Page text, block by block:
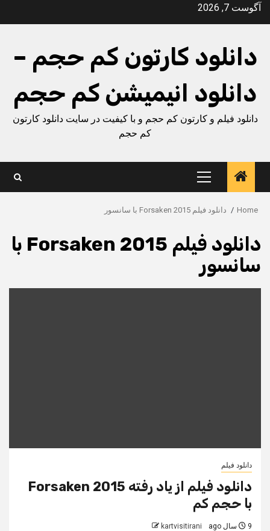
Skipآگوست 7, 2026
دانلود کارتون کم حجم –
دانلود انیمیشن کم حجم
دانلود فیلم و کارتون کم حجم و با کیفیت در سایت دانلود کارتون
کم حجم
Primary
Menu
Home دانلود فیلم Forsaken 2015 با سانسور
دانلود فیلم Forsaken 2015 با
سانسور
دانلود فیلم
دانلود فیلم از یاد رفته Forsaken 2015
با حجم کم
9 سال ago kartvisitirani